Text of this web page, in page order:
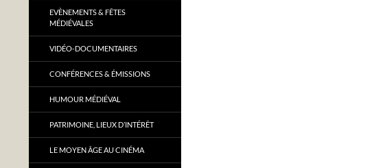
EVÈNEMENTS & FÊTES
MÉDIÉVALES
VIDÉO-DOCUMENTAIRES
CONFÉRENCES & ÉMISSIONS
HUMOUR MÉDIÉVAL
PATRIMOINE, LIEUX D’INTÉRÊT
LE MOYEN ÂGE AU CINÉMA